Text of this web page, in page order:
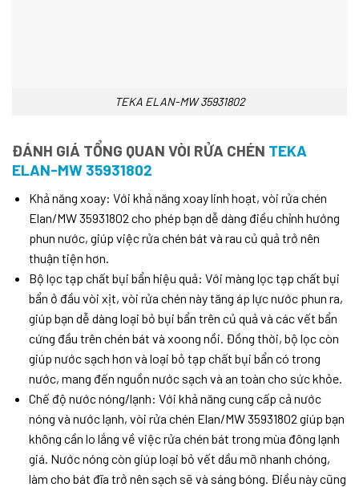
TEKA ELAN-MW 35931802
ĐÁNH GIÁ TỔNG QUAN VÒI RỬA CHÉN TEKA
ELAN-MW 35931802
Khả năng xoay: Với khả năng xoay linh hoạt, vòi rửa chén
Elan/MW 35931802 cho phép bạn dễ dàng điều chỉnh hướng
phun nước, giúp việc rửa chén bát và rau củ quả trở nên
thuận tiện hơn.
Bộ lọc tạp chất bụi bẩn hiệu quả: Với màng lọc tạp chất bụi
bẩn ở đầu vòi xịt, vòi rửa chén này tăng áp lực nước phun ra,
giúp bạn dễ dàng loại bỏ bụi bẩn trên củ quả và các vết bẩn
cứng đầu trên chén bát và xoong nồi. Đồng thời, bộ lọc còn
giúp nước sạch hơn và loại bỏ tạp chất bụi bẩn có trong
nước, mang đến nguồn nước sạch và an toàn cho sức khỏe.
Chế độ nước nóng/lạnh: Với khả năng cung cấp cả nước
nóng và nước lạnh, vòi rửa chén Elan/MW 35931802 giúp bạn
không cần lo lắng về việc rửa chén bát trong mùa đông lạnh
giá. Nước nóng còn giúp loại bỏ vết dầu mỡ nhanh chóng,
làm cho bát đĩa trở nên sạch sẽ và sáng bóng. Điều này cũng